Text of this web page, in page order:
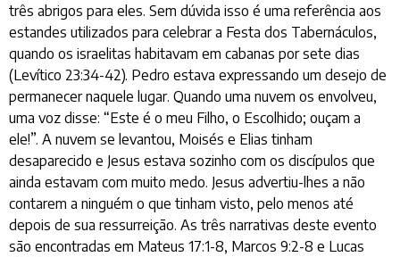
três abrigos para eles. Sem dúvida isso é uma referência aos
estandes utilizados para celebrar a Festa dos Tabernáculos,
quando os israelitas habitavam em cabanas por sete dias
(Levítico 23:34-42). Pedro estava expressando um desejo de
permanecer naquele lugar. Quando uma nuvem os envolveu,
uma voz disse: “Este é o meu Filho, o Escolhido; ouçam a
ele!”. A nuvem se levantou, Moisés e Elias tinham
desaparecido e Jesus estava sozinho com os discípulos que
ainda estavam com muito medo. Jesus advertiu-lhes a não
contarem a ninguém o que tinham visto, pelo menos até
depois de sua ressurreição. As três narrativas deste evento
são encontradas em Mateus 17:1-8, Marcos 9:2-8 e Lucas